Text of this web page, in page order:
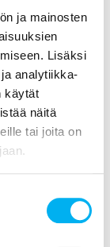
ja mainosten
Lisäksi
analytiikka-
käytät
näitä
tai joita on